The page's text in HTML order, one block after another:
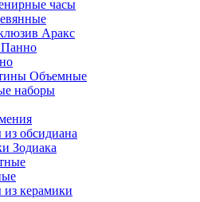
часы
Аракс
Объемные
наборы
обсидиана
Зодиака
керамики